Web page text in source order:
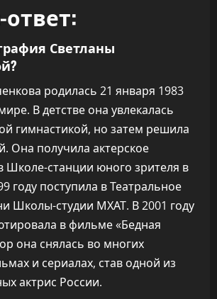
Светланы
родилась 21 января 1983
В детстве она увлекалась
гимнастикой, но затем решила
Она получила актерское
Школе-станции юного зрителя в
году поступила в Театральное
Школы-студии МХАТ. В 2001 году
в фильме «Бедная
она снялась во многих
и сериалах, став одной из
актрис России.